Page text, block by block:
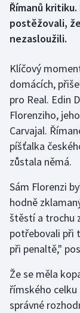
Dostihy
Florbal
Futsal
Golf
Gymnastika
Házená
Jezdectví
Judo
Krasobruslení
Lezení
Lyže a
Římanů
postěžovali,
nezasloužili.
Klíčový
domácích,
pro Real. Edin
Florenziho,
Carvajal.
píšťalka
zůstala němá.
Sám Florenzi
hodně
štěstí a trochu
potřebovali při
při penaltě,"
Že se měla
římského
správné